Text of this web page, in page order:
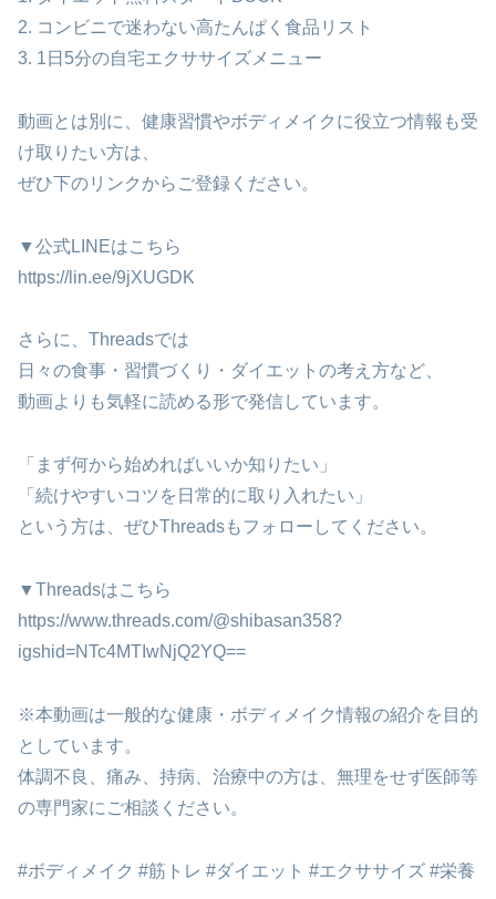
2. コンビニで迷わない高たんぱく食品リスト
3. 1日5分の自宅エクササイズメニュー
動画とは別に、健康習慣やボディメイクに役立つ情報も受
け取りたい方は、
ぜひ下のリンクからご登録ください。
▼公式LINEはこちら
https://lin.ee/9jXUGDK
さらに、Threadsでは
日々の食事・習慣づくり・ダイエットの考え方など、
動画よりも気軽に読める形で発信しています。
「まず何から始めればいいか知りたい」
「続けやすいコツを日常的に取り入れたい」
という方は、ぜひThreadsもフォローしてください。
▼Threadsはこちら
https://www.threads.com/@shibasan358?
igshid=NTc4MTIwNjQ2YQ==
※本動画は一般的な健康・ボディメイク情報の紹介を目的
としています。
体調不良、痛み、持病、治療中の方は、無理をせず医師等
の専門家にご相談ください。
#ボディメイク #筋トレ #ダイエット #エクササイズ #栄養